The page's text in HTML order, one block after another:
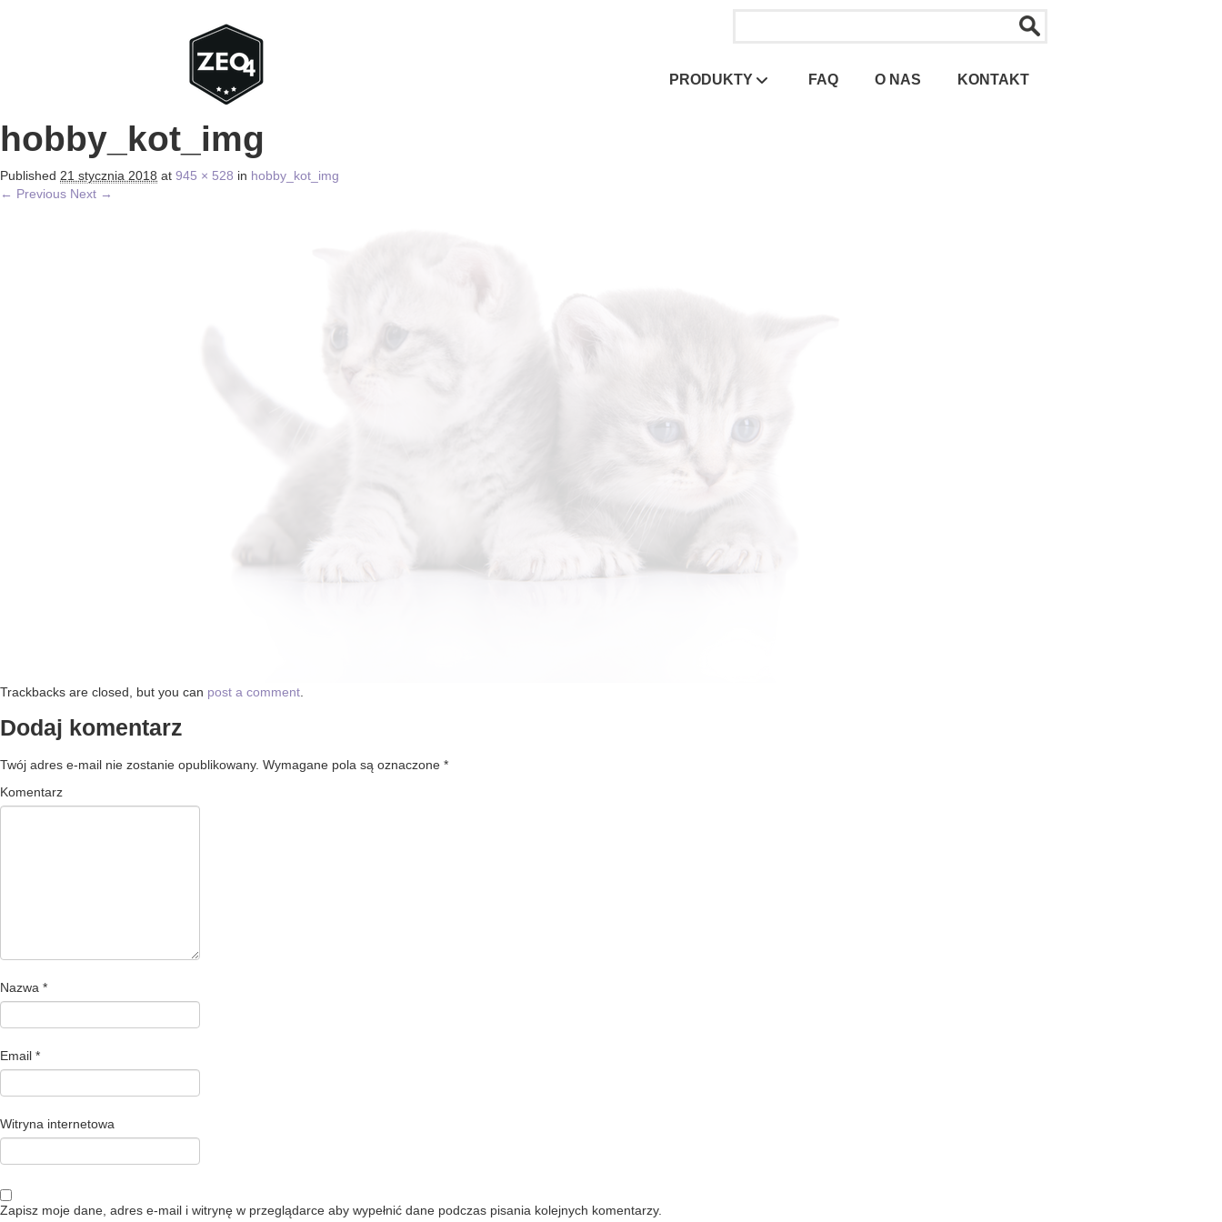
FAQ O NAS KONTAKT
PRODUKTY
hobby_kot_img
Published 21 stycznia 2018 at 945 × 528 in hobby_kot_img
← Previous Next →
Trackbacks are closed, but you can post a comment
Dodaj komentarz
Twój adres e-mail nie zostanie opublikowany. Wymagane pola są oznaczone *
Komentarz
Nazwa *
Email *
Witryna internetowa
Zapisz moje dane, adres e-mail i witrynę w przeglądarce aby wypełnić dane podczas pisania kolejnych komentarzy.